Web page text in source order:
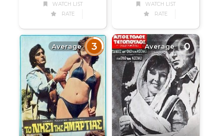
WATCH LIST
RATE
WATCH LIST
RATE
Average 3 Average 0